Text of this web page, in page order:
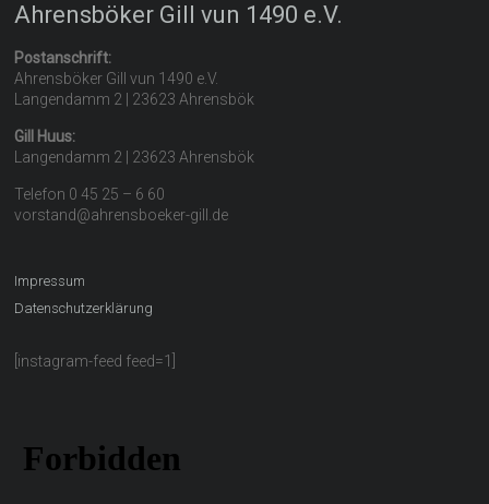
Ahrensböker Gill vun 1490 e.V.
Postanschrift:
Ahrensböker Gill vun 1490 e.V.
Langendamm 2 | 23623 Ahrensbök
Gill Huus:
Langendamm 2 | 23623 Ahrensbök
Telefon 0 45 25 – 6 60
vorstand@ahrensboeker-gill.de
Impressum
Datenschutzerklärung
[instagram-feed feed=1]